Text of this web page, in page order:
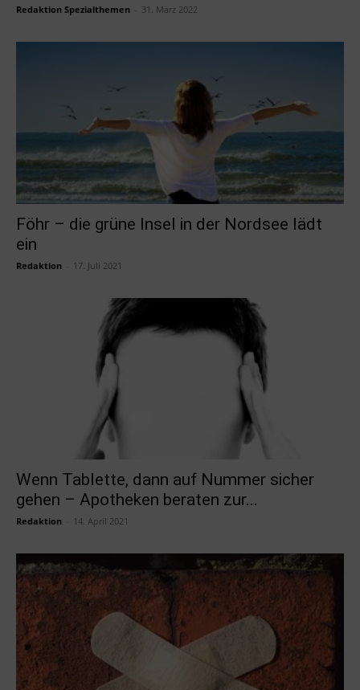
Redaktion Spezialthemen 31. März 2022
Föhr – die grüne Insel in der Nordsee lädt
ein
Redaktion 17. Juli 2021
Wenn Tablette, dann auf Nummer sicher
gehen – Apotheken beraten zur...
Redaktion 14. April 2021